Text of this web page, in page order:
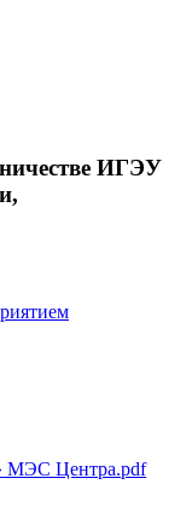
ИГЭУ
МЭС Центра.pdf